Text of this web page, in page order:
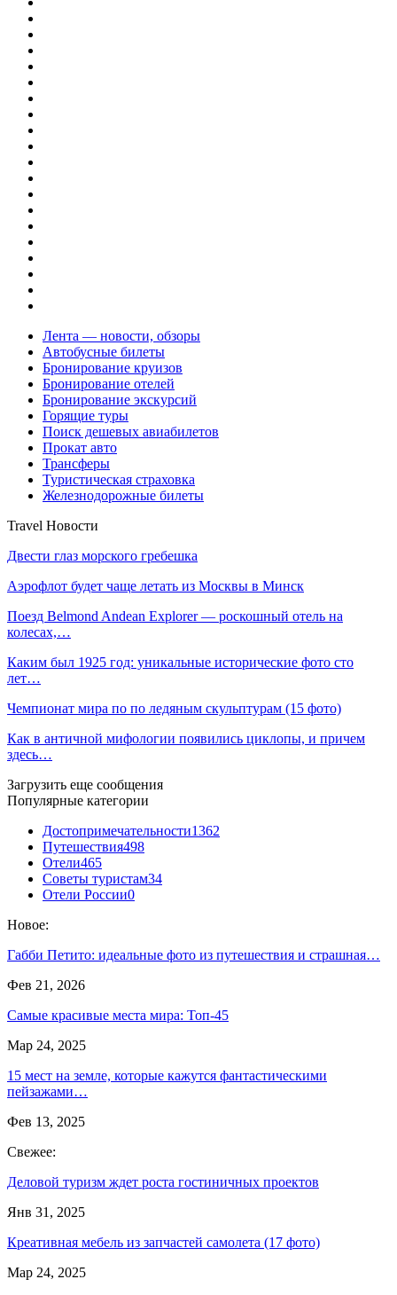
Лента — новости, обзоры
Автобусные билеты
Бронирование круизов
Бронирование отелей
Бронирование экскурсий
Горящие туры
Поиск дешевых авиабилетов
Прокат авто
Трансферы
Туристическая страховка
Железнодорожные билеты
Travel Новости
Двести глаз морского гребешка
Аэрофлот будет чаще летать из Москвы в Минск
Поезд Belmond Andean Explorer — роскошный отель на
колесах,…
Каким был 1925 год: уникальные исторические фото сто
лет…
Чемпионат мира по по ледяным скульптурам (15 фото)
Как в античной мифологии появились циклопы, и причем
здесь…
Загрузить еще сообщения
Популярные категории
Достопримечательности1362
Путешествия498
Отели465
Советы туристам34
Отели России0
Новое:
Габби Петито: идеальные фото из путешествия и страшная…
Фев 21, 2026
Самые красивые места мира: Топ-45
Мар 24, 2025
15 мест на земле, которые кажутся фантастическими
пейзажами…
Фев 13, 2025
Свежее:
Деловой туризм ждет роста гостиничных проектов
Янв 31, 2025
Креативная мебель из запчастей самолета (17 фото)
Мар 24, 2025